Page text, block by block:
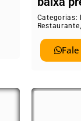
Categorias:
Restaurante,
Fale